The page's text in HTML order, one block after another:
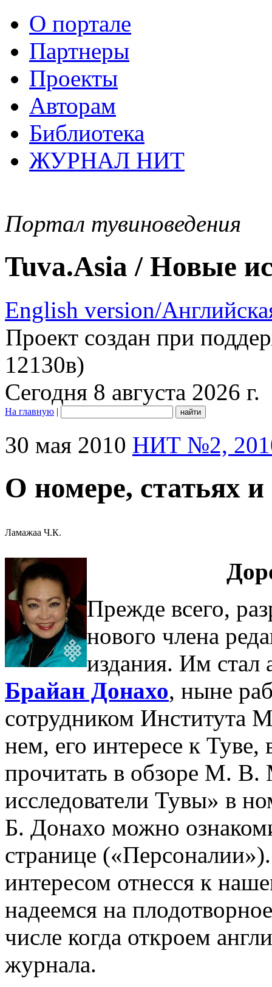
О портале
Партнеры
Проекты
Авторам
Библиотека
ЖУРНАЛ НИТ
Портал тувиноведения
Tuva.Asia / Новые
English version/
Проект создан при
12130в)
Сегодня 8 августа 2026 г.
На главную |
30 мая 2010 НИТ №2,
О номере, статьях и
Ламажаа Ч.К.
Прежде всего,
нового члена
издания. Им стал
Брайан Донахо, ныне
сотрудником Института
нем, его интересе к
прочитать в обзоре М.
исследователи Тувы» в
Б. Донахо можно
странице
интересом отнесся к
надеемся на
числе когда откроем
журнала.